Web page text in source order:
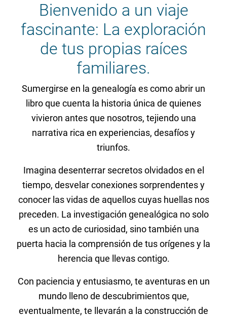
Bienvenido a un viaje
fascinante: La exploración
de tus propias raíces
familiares.
Sumergirse en la genealogía es como abrir un
libro que cuenta la historia única de quienes
vivieron antes que nosotros, tejiendo una
narrativa rica en experiencias, desafíos y
triunfos.
Imagina desenterrar secretos olvidados en el
tiempo, desvelar conexiones sorprendentes y
conocer las vidas de aquellos cuyas huellas nos
preceden. La investigación genealógica no solo
es un acto de curiosidad, sino también una
puerta hacia la comprensión de tus orígenes y la
herencia que llevas contigo.
Con paciencia y entusiasmo, te aventuras en un
mundo lleno de descubrimientos que,
eventualmente, te llevarán a la construcción de